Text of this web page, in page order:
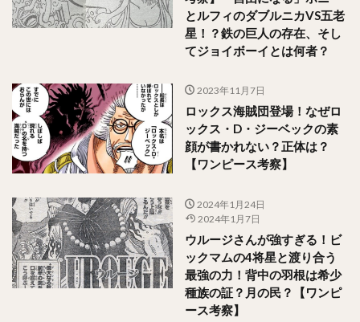
とルフィのダブルニカVS五老
星！？鉄の巨人の存在、そし
てジョイボーイとは何者？
2023年11月7日
ロックス海賊団登場！なぜロ
ックス・D・ジーベックの素
顔が書かれない？正体は？
【ワンピース考察】
2024年1月24日
2024年1月7日
ウルージさんが強すぎる！ビ
ックマムの4将星と渡り合う
最強の力！背中の羽根は希少
種族の証？月の民？【ワンピ
ース考察】